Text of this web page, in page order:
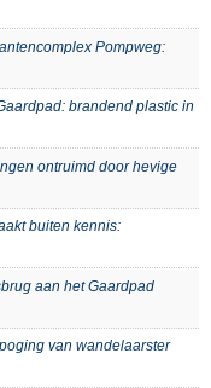
Pompweg:
brandend plastic in
ontruimd door hevige
buiten kennis:
aan het Gaardpad
van wandelaarster